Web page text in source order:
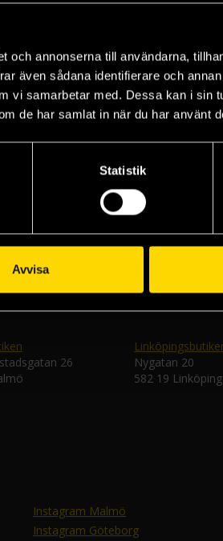
och annonserna till användarna,
även sådana identifierare och
vi samarbetar med. Dessa kan i sin
de har samlat in när du har använt
Statistik
Avvisa
på vårt nyhetsbrev
26
Nygatan 20
582 19 Linköping
Instagram Malmö
Instagram Göteborg